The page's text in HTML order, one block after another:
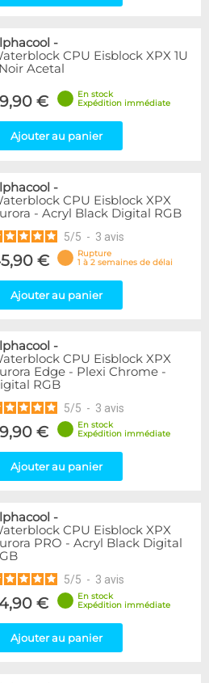
-
CPU Eisblock XPX 1U
Acetal
€
En stock
Expédition immédiate
Ajouter au panier
-
CPU Eisblock XPX
- Acryl Black Digital RGB
5/5 - 3 avis
€
Rupture
1 à 2 semaines de délai
Ajouter au panier
-
CPU Eisblock XPX
Edge - Plexi Chrome -
RGB
5/5 - 3 avis
€
En stock
Expédition immédiate
Ajouter au panier
-
CPU Eisblock XPX
PRO - Acryl Black Digital
5/5 - 3 avis
€
En stock
Expédition immédiate
Ajouter au panier